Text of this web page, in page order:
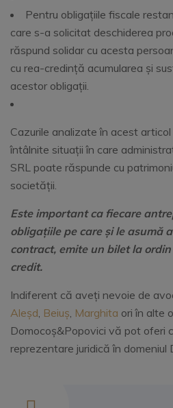
Pentru obligaţiile fiscale
care s-a solicitat deschiderea
răspund solidar cu acesta
cu rea-credinţă acumularea şi
acestor obligaţii.
Cazurile analizate în acest
întâlnite situații în care
SRL poate răspunde cu
societății.
Este important ca fiecare
obligațiile pe care și le asumă
contract, emite un bilet la
credit.
Indiferent că aveți nevoie de
Aleșd, Beiuș, Marghita ori în alte
Domocoș&Popovici vă pot oferi
reprezentare juridică în domeniul